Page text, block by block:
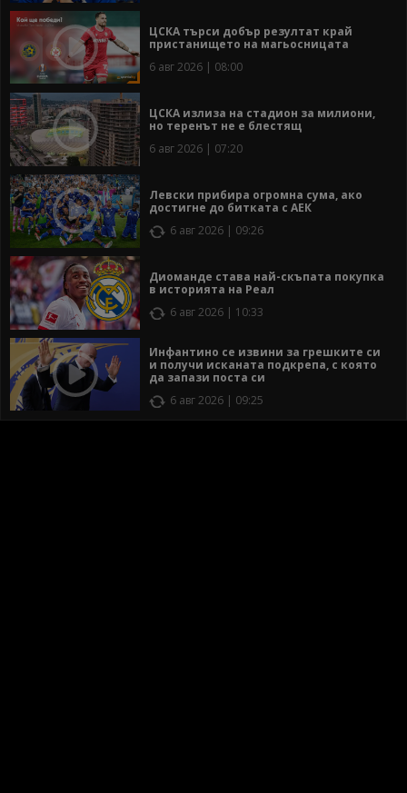
ЦСКА търси добър резултат край
пристанището на магьосницата
6 авг 2026 | 08:00
ЦСКА излиза на стадион за милиони,
но теренът не е блестящ
6 авг 2026 | 07:20
Левски прибира огромна сума, ако
достигне до битката с АЕК
6 авг 2026 | 09:26
Диоманде става най-скъпата покупка
в историята на Реал
6 авг 2026 | 10:33
Инфантино се извини за грешките си
и получи исканата подкрепа, с която
да запази поста си
6 авг 2026 | 09:25